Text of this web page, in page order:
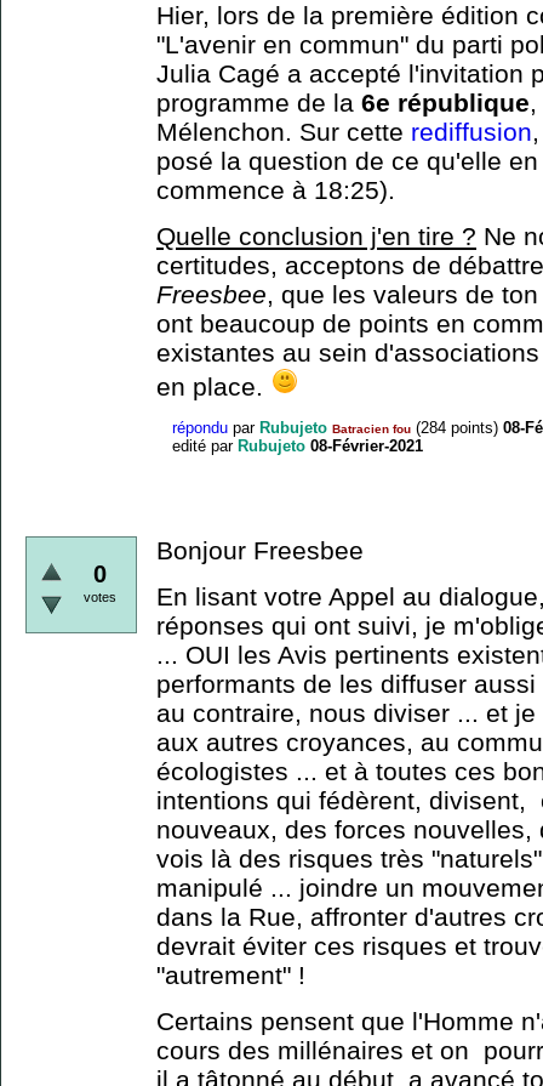
Hier, lors de la première édition
"L'avenir en commun" du parti
Julia Cagé a accepté l'invitation
programme de la 6e république
Mélenchon. Sur cette rediffusion
posé la question de ce qu'elle
commence à 18:25).
Quelle conclusion j'en tire ? Ne
certitudes, acceptons de
Freesbee, que les valeurs de
ont beaucoup de points en
existantes au sein
en place.
répondu par Rubujeto Batracien fou (284 points) 08-
edité par Rubujeto 08-Février-2021
0
votes
Bonjour Freesbee
En lisant votre Appel au
réponses qui ont suivi, je
... OUI les Avis pertinents
performants de les diffuser
au contraire, nous diviser ... et
aux autres croyances, au
écologistes ... et à toutes ces
intentions qui fédèrent, divisent,
nouveaux, des forces
vois là des risques très
manipulé ... joindre un
dans la Rue, affronter d'autres
devrait éviter ces risques et
"autrement" !
Certains pensent que l'Homme
cours des millénaires et on
il a tâtonné au début, a avancé